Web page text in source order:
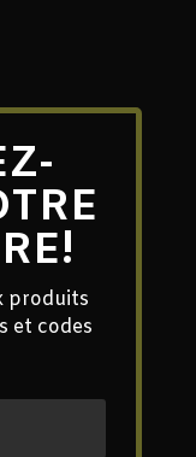
produits
et codes